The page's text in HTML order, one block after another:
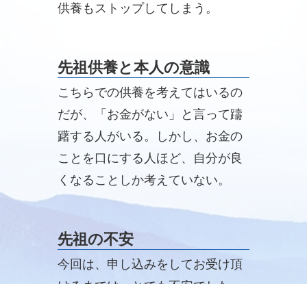
供養もストップしてしまう。
先祖供養と本人の意識
こちらでの供養を考えてはいるの
だが、「お金がない」と言って躊
躇する人がいる。しかし、お金の
ことを口にする人ほど、自分が良
くなることしか考えていない。
先祖の不安
今回は、申し込みをしてお受け頂